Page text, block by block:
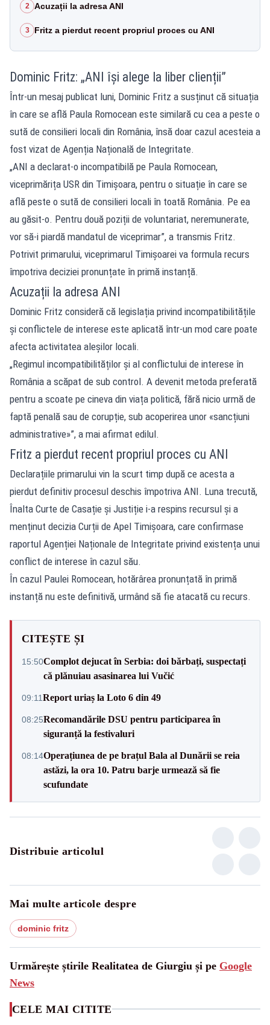
2 Acuzații la adresa ANI
3 Fritz a pierdut recent propriul proces cu ANI
Dominic Fritz: „ANI își alege la liber clienții”
Într-un mesaj publicat luni, Dominic Fritz a susținut că situația
în care se află Paula Romocean este similară cu cea a peste o
sută de consilieri locali din România, însă doar cazul acesteia a
fost vizat de Agenția Națională de Integritate.
„ANI a declarat-o incompatibilă pe Paula Romocean,
viceprimărița USR din Timișoara, pentru o situație în care se
află peste o sută de consilieri locali în toată România. Pe ea
au găsit-o. Pentru două poziții de voluntariat, neremunerate,
vor să-i piardă mandatul de viceprimar”, a transmis Fritz.
Potrivit primarului, viceprimarul Timișoarei va formula recurs
împotriva deciziei pronunțate în primă instanță.
Acuzații la adresa ANI
Dominic Fritz consideră că legislația privind incompatibilitățile
și conflictele de interese este aplicată într-un mod care poate
afecta activitatea aleșilor locali.
„Regimul incompatibilităților și al conflictului de interese în
România a scăpat de sub control. A devenit metoda preferată
pentru a scoate pe cineva din viața politică, fără nicio urmă de
faptă penală sau de corupție, sub acoperirea unor «sancțiuni
administrative»”, a mai afirmat edilul.
Fritz a pierdut recent propriul proces cu ANI
Declarațiile primarului vin la scurt timp după ce acesta a
pierdut definitiv procesul deschis împotriva ANI. Luna trecută,
Înalta Curte de Casație și Justiție i-a respins recursul și a
menținut decizia Curții de Apel Timișoara, care confirmase
raportul Agenției Naționale de Integritate privind existența unui
conflict de interese în cazul său.
În cazul Paulei Romocean, hotărârea pronunțată în primă
instanță nu este definitivă, urmând să fie atacată cu recurs.
CITEȘTE ȘI
15:50Complot dejucat în Serbia: doi bărbați, suspectați
că plănuiau asasinarea lui Vučić
09:11Report uriaș la Loto 6 din 49
08:25Recomandările DSU pentru participarea în
siguranță la festivaluri
08:14Operațiunea de pe brațul Bala al Dunării se reia
astăzi, la ora 10. Patru barje urmează să fie
scufundate
Distribuie articolul
Mai multe articole despre
dominic fritz
Urmărește știrile Realitatea de Giurgiu și pe Google
News
CELE MAI CITITE